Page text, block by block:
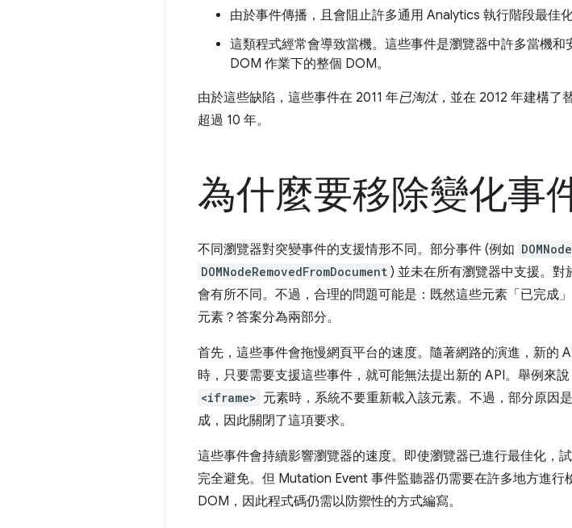
由於事件傳播，且會阻止許多通用 Analytics 執行階段最佳
這類程式經常會導致當機。這些事件是瀏覽器中許多當機
DOM 作業下的整個 DOM。
由於這些缺陷，這些事件在 2011 年已淘汰，並在 2012 年建構了
超過 10 年。
為什麼要移除變化事
不同瀏覽器對突變事件的支援情形不同。部分事件 (例如
DOMNodeRemovedFromDocument ) 並未在所有瀏覽器中支援。
會有所不同。不過，合理的問題可能是：既然這些元素「已完成
元素？答案分為兩部分。
首先，這些事件會拖慢網頁平台的速度。隨著網路的演進，新的
時，只要需要支援這些事件，就可能無法提出新的 API。舉例來說
<iframe> 元素時，系統不要重新載入該元素。不過，部分原因
成，因此關閉了這項要求。
這些事件會持續影響瀏覽器的速度。即使瀏覽器已進行最佳化，
完全避免。但 Mutation Event 事件監聽器仍需要在許多地方進
DOM，因此程式碼仍需以防禦性的方式編寫。